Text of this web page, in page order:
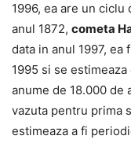
1996, ea are un
anul 1872, cometa
data in anul 1997,
1995 si se
anume de 18.000 de
vazuta pentru prima
estimeaza a fi